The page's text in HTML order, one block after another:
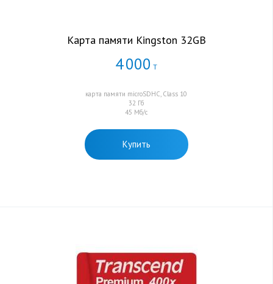
Карта памяти Kingston 32GB
4000 Т
карта памяти microSDHC, Class 10
32 Гб
45 Мб/с
Купить